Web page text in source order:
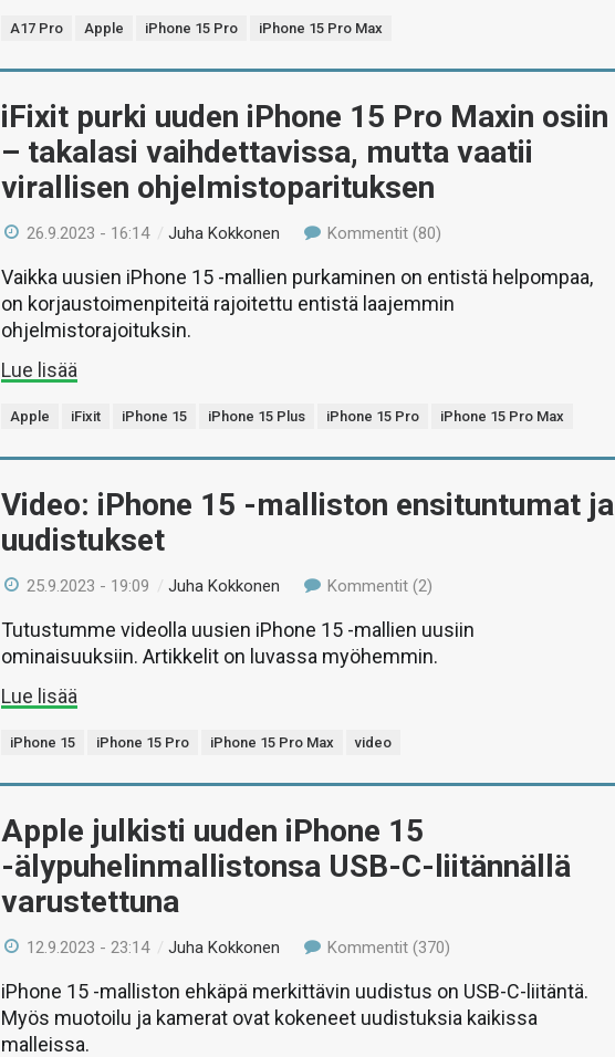
A17 Pro Apple iPhone 15 Pro iPhone 15 Pro Max
iFixit purki uuden iPhone 15 Pro Maxin osiin
– takalasi vaihdettavissa, mutta vaatii
virallisen ohjelmistoparituksen
26.9.2023 - 16:14 /Juha Kokkonen Kommentit (80)
Vaikka uusien iPhone 15 -mallien purkaminen on entistä helpompaa,
on korjaustoimenpiteitä rajoitettu entistä laajemmin
ohjelmistorajoituksin.
Lue lisää
Apple iFixit iPhone 15 iPhone 15 Plus iPhone 15 Pro iPhone 15 Pro Max
Video: iPhone 15 -malliston ensituntumat ja
uudistukset
25.9.2023 - 19:09 /Juha Kokkonen Kommentit (2)
Tutustumme videolla uusien iPhone 15 -mallien uusiin
ominaisuuksiin. Artikkelit on luvassa myöhemmin.
Lue lisää
iPhone 15 iPhone 15 Pro iPhone 15 Pro Max video
Apple julkisti uuden iPhone 15
-älypuhelinmallistonsa USB-C-liitännällä
varustettuna
12.9.2023 - 23:14 /Juha Kokkonen Kommentit (370)
iPhone 15 -malliston ehkäpä merkittävin uudistus on USB-C-liitäntä.
Myös muotoilu ja kamerat ovat kokeneet uudistuksia kaikissa
malleissa.